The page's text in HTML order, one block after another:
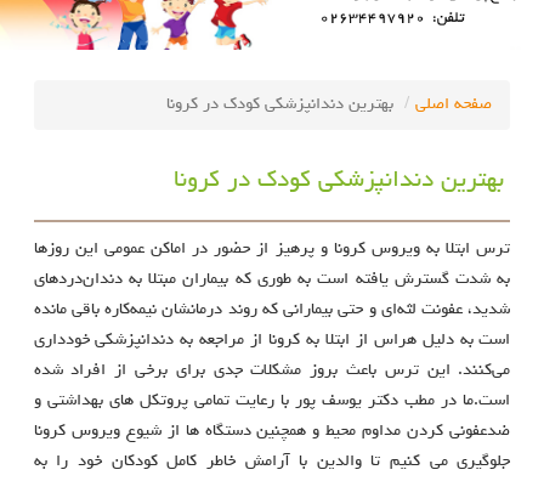
صفحه اصلی بهترین دندانپزشکی کودک در کرونا
بهترین دندانپزشکی کودک در کرونا
ترس ابتلا به ویروس کرونا و پرهیز از حضور در اماکن عمومی این روزها
به شدت گسترش یافته است به طوری که بیماران مبتلا به دندان‌دردهای
شدید، عفونت لثه‌ای و حتی بیمارانی که روند درمانشان نیمه‌کاره باقی ‌مانده
است به دلیل هراس از ابتلا به کرونا از مراجعه به دندانپزشکی خودداری
می‌کنند. این ترس باعث بروز مشکلات جدی برای برخی از افراد شده
است.ما در مطب دکتر یوسف پور با رعایت تمامی پروتکل های بهداشتی و
ضدعفونی کردن مداوم محیط و همچنین دستگاه ها از شیوع ویروس کرونا
جلوگیری می کنیم تا والدین با آرامش خاطر کامل کودکان خود را به